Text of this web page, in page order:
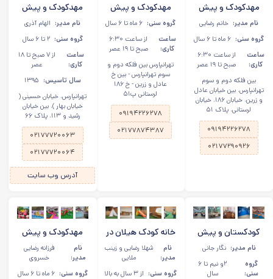
مهدکودک و پیش
دبستانی شکوفه یاس
نام مدیر: خانم رضایی
گروه سنی: ۶ ماه تا ۶ سال
ساعت
کاری:
از ساعت ۶:۳۰
صبح تا ۱۹ عصر
بین فلکه دوم و سوم
تهرانپارس، بین خیابان عادل
و زرین، خیابان ۱۸۶، خیابان
لرستانی، پلاک ۵۱
۰۹۱۹۴۲۲۶۲۷۸
۰۲۱۷۷۲۹۰۹۲۶
مهدکودک و پیش
دبستانی یاس سپید
گروه سنی: ۶ ماه تا ۶ سال
ساعت
کاری:
از ساعت ۶:۳۰
صبح تا ۱۹ عصر
تهرانپارس بین فلکه دوم و
سوم تهرانپارس - بین خ
عادل و زرین - خ ۱۸۶
لرستانی پ۵۱
۰۹۱۹۴۲۲۶۲۷۸
۰۲۱۷۷۸۷۴۳۸۷
مهدکودک و پیش
دبستانی فرزندان برتر
میهن ما در تهرانپارس
نام مدیر: الهام آذری
گروه سنی: ۲ تا ۶ سال
ساعت
کاری:
از ۷ صبح تا ۱۸
عصر
سال تاسیس: ۱۳۹۵
تهرانپارس، خیابان حسینی (
خیابان بهار )، بین خیابان
رشید و ۱۱۳، پلاک ۶۶
۰۲۱۷۷۷۲۰۰۶۳
۰۲۱۷۷۷۲۰۰۶۴
آدرس وب سایت
کودکستان و پیش
دبستان سفیران
پردیس در تهرانپارس
نام مدیر: نگار جانی
گروه
سنی:
۲و نیم تا ۶
سال
خانه کودک هیلان در
تهرانپارس
نام
مدیر:
شهلا رضایی و زینب
ملایی
گروه سنی: از ۳ سال به بالا
مهدکودک و پیش
دبستانی قصر سپید
در تهرانپارس
نام
مدیر:
فرزانه رضایی
خسروی
گروه سنی: ۶ ماه تا ۶ سال